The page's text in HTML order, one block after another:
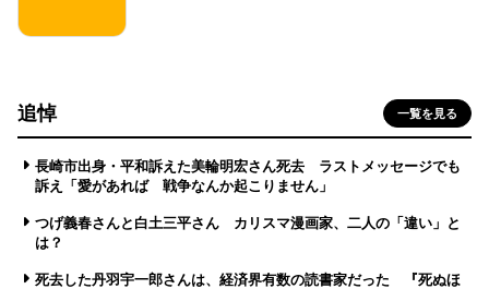
追悼 一覧を見る
長崎市出身・平和訴えた美輪明宏さん死去 ラストメッセージでも
訴え「愛があれば 戦争なんか起こりません」
つげ義春さんと白土三平さん カリスマ漫画家、二人の「違い」と
は？
死去した丹羽宇一郎さんは、経済界有数の読書家だった 『死ぬほ